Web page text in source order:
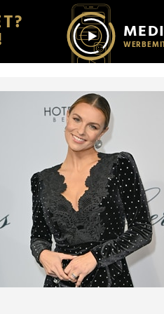
Partner für soziale Medien,
weiteren Daten zusammen,
haben.